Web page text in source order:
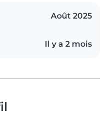
Août 2025
Il y a 2 mois